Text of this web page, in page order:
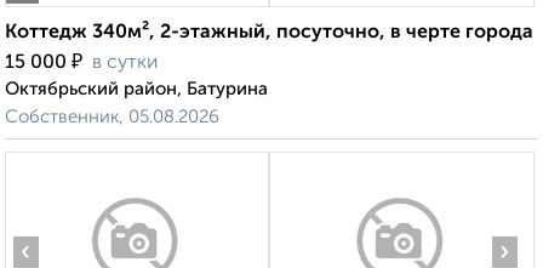
Коттедж 340м², 2-этажный, посуточно, в черте города
15 000 ₽ в сутки
Октябрьский район, Батурина
Собственник, 05.08.2026
‹ ›